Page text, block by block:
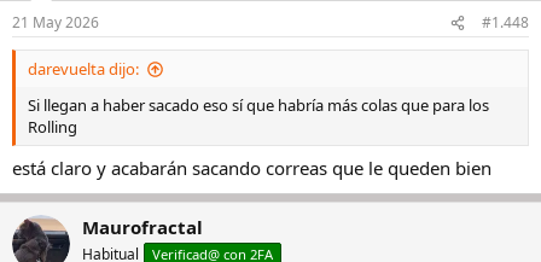
View this content on Instagram
n
e
s
21 May 2026 #1.448
darevuelta dijo:
Si llegan a haber sacado eso sí que habría más colas que para los
Rolling
está claro y acabarán sacando correas que le queden bien
Maurofractal
Habitual Verificad@ con 2FA